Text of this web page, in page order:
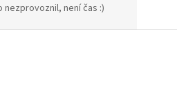
nezprovoznil, není čas :)